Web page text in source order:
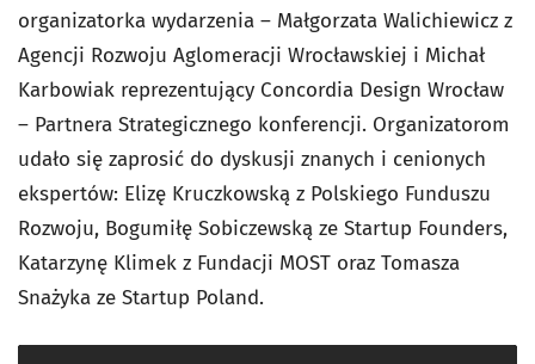
organizatorka wydarzenia – Małgorzata Walichiewicz z
Agencji Rozwoju Aglomeracji Wrocławskiej i Michał
Karbowiak reprezentujący Concordia Design Wrocław
– Partnera Strategicznego konferencji. Organizatorom
udało się zaprosić do dyskusji znanych i cenionych
ekspertów: Elizę Kruczkowską z Polskiego Funduszu
Rozwoju, Bogumiłę Sobiczewską ze Startup Founders,
Katarzynę Klimek z Fundacji MOST oraz Tomasza
Snażyka ze Startup Poland.